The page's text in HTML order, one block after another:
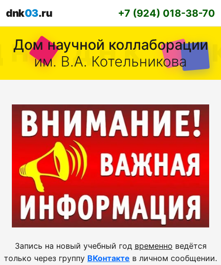
dnk03.ru +7 (924) 018-38-70
Дом научной коллаборации
им. В.А. Котельникова
Запись на новый учебный год временно ведётся
только через группу ВКонтакте в личном сообщении.